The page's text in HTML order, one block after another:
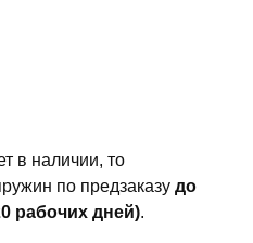
в наличии, то
по предзаказудо
рабочих дней).